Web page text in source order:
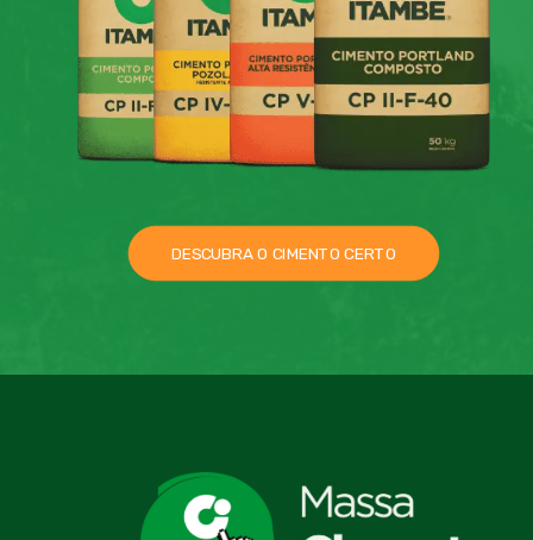
DESCUBRA O CIMENTO CERTO